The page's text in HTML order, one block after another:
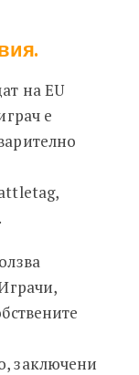
на EU
е
заключени